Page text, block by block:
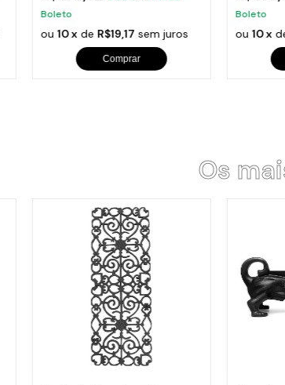
Boleto
ou10 x de R$19,17 sem juros
Comprar
Boleto
ou10 x
Os